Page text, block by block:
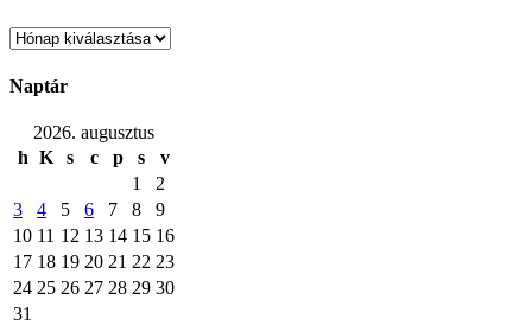
Archívum
Naptár
2026. augusztus
h K s c p s
v
1
2
3
4 5 6 7 8
9
10 11 12 13 14 15 16
17 18 19 20 21 22 23
24 25 26 27 28 29 30
31